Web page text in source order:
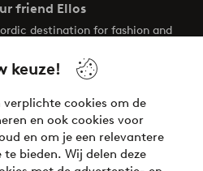
keuze!
cookies om de
en ook cookies voor
en om je een relevantere
bieden. Wij delen deze
friend Ellos
destination for fashion and
next inspiring look is here!